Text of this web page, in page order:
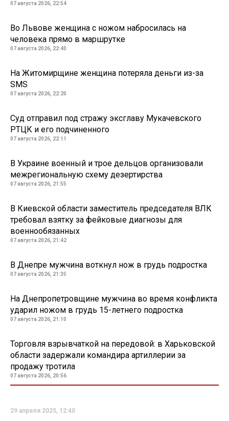
07 августа 2026, 22:54
Во Львове женщина с ножом набросилась на
человека прямо в маршрутке
07 августа 2026, 22:40
На Житомирщине женщина потеряла деньги из-за
SMS
07 августа 2026, 22:20
Суд отправил под стражу эксглаву Мукачевского
РТЦК и его подчиненного
07 августа 2026, 22:11
В Украине военный и трое дельцов организовали
межрегиональную схему дезертирства
07 августа 2026, 21:55
В Киевской области заместитель председателя ВЛК
требовал взятку за фейковые диагнозы для
военнообязанных
07 августа 2026, 21:42
В Днепре мужчина воткнул нож в грудь подростка
07 августа 2026, 21:35
На Днепропетровщине мужчина во время конфликта
ударил ножом в грудь 15-летнего подростка
07 августа 2026, 21:10
Торговля взрывчаткой на передовой: в Харьковской
области задержали командира артиллерии за
продажу тротила
07 августа 2026, 20:56
29 апреля 2025, 12:40